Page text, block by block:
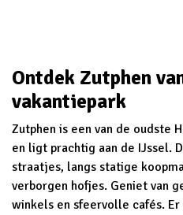
Ontdek Zutphen
vakantiepark
Zutphen is een van de oudste
en ligt prachtig aan de IJssel.
straatjes, langs statige
verborgen hofjes. Geniet van
winkels en sfeervolle cafés.